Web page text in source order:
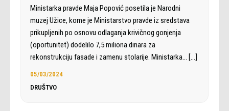
Ministarka pravde Maja Popović posetila je Narodni
muzej Užice, kome je Ministarstvo pravde iz sredstava
prikupljenih po osnovu odlaganja krivičnog gonjenja
(oportunitet) dodelilo 7,5 miliona dinara za
rekonstrukciju fasade i zamenu stolarije. Ministarka… […]
05/03/2024
DRUŠTVO